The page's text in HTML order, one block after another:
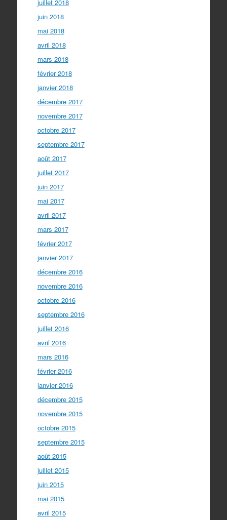
juillet 2018
juin 2018
mai 2018
avril 2018
mars 2018
février 2018
janvier 2018
décembre 2017
novembre 2017
octobre 2017
septembre 2017
août 2017
juillet 2017
juin 2017
mai 2017
avril 2017
mars 2017
février 2017
janvier 2017
décembre 2016
novembre 2016
octobre 2016
septembre 2016
juillet 2016
avril 2016
mars 2016
février 2016
janvier 2016
décembre 2015
novembre 2015
octobre 2015
septembre 2015
août 2015
juillet 2015
juin 2015
mai 2015
avril 2015